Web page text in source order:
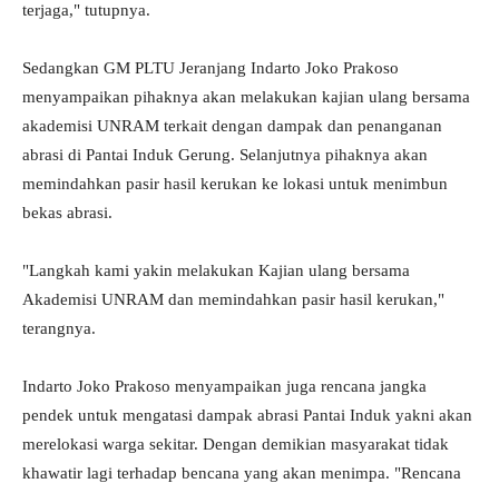
terjaga," tutupnya.
Sedangkan GM PLTU Jeranjang Indarto Joko Prakoso
menyampaikan pihaknya akan melakukan kajian ulang bersama
akademisi UNRAM terkait dengan dampak dan penanganan
abrasi di Pantai Induk Gerung. Selanjutnya pihaknya akan
memindahkan pasir hasil kerukan ke lokasi untuk menimbun
bekas abrasi.
"Langkah kami yakin melakukan Kajian ulang bersama
Akademisi UNRAM dan memindahkan pasir hasil kerukan,"
terangnya.
Indarto Joko Prakoso menyampaikan juga rencana jangka
pendek untuk mengatasi dampak abrasi Pantai Induk yakni akan
merelokasi warga sekitar. Dengan demikian masyarakat tidak
khawatir lagi terhadap bencana yang akan menimpa. "Rencana